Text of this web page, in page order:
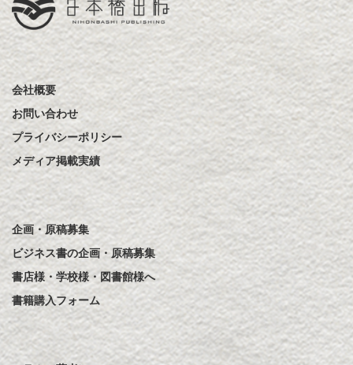
会社概要
お問い合わせ
プライバシーポリシー
メディア掲載実績
企画・原稿募集
ビジネス書の企画・原稿募集
書店様・学校様・図書館様へ
書籍購入フォーム